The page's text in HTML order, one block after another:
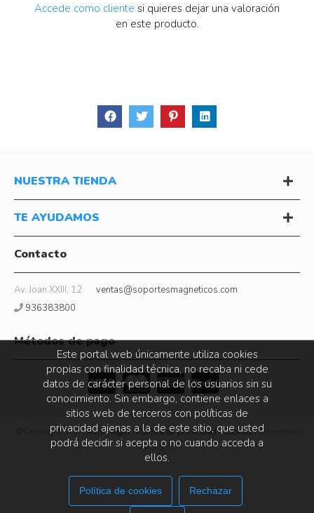
Accede como cliente si quieres dejar una valoración
en este producto.
NUESTRA TIENDA
TE AYUDAMOS
Contacto
Av. Joan XXIII, 12
ventas@soportesmagneticos.com
936383800
Métodos de pago
© Copyright SMC |Aviso legal|Política de privacidad|Cookies| Desarrollo
web: SMC
Este portal web únicamente utiliza cookies
propias con finalidad técnica, no recaba ni cede
datos de carácter personal de los usuarios sin su
conocimiento. Sin embargo, contiene enlaces a
sitios web de terceros con políticas de
privacidad ajenas a la de este sitio, que usted
podrá decidir si acepta o no cuando acceda a
ellos.
Política de cookies Rechazar